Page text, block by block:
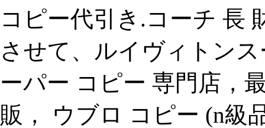
コピー代引き.コーチ 長
させて、ルイヴィトン
ーパー コピー 専門店，
販， ウブロ コピー (n級